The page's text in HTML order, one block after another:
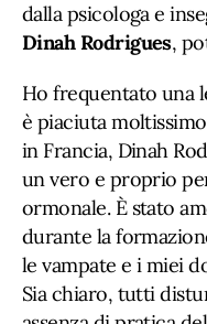
dalla psicologa e
Dinah Rodrigues,
Ho frequentato una
è piaciuta
in Francia, Dinah
un vero e proprio
ormonale. È stato
durante la
le vampate e i miei
Sia chiaro, tutti